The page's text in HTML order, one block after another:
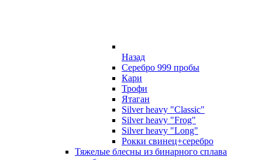
Назад
Серебро 999 пробы
Кари
Трофи
Ятаган
Silver heavy "Classic"
Silver heavy "Frog"
Silver heavy "Long"
Рокки свинец+серебро
Тяжелые блесны из бинарного сплава